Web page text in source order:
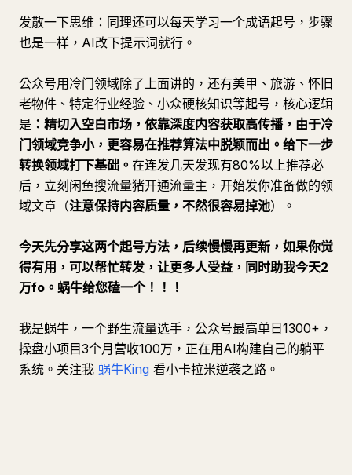
发散一下思维：同理还可以每天学习一个成语起号，步骤
也是一样，AI改下提示词就行。
公众号用冷门领域除了上面讲的，还有美甲、旅游、怀旧
老物件、特定行业经验、小众硬核知识等起号，核心逻辑
是 ：精切入空白市场，依靠深度内容获取高传播，由于冷
门领域竞争小，更容易在推荐算法中脱颖而出。给下一步
转换领域打下基础。 在连发几天发现有80%以上推荐必
后，立刻闲鱼搜流量猪开通流量主，开始发你准备做的领
域文章（注意保持内容质量，不然很容易掉池）。
今天先分享这两个起号方法，后续慢慢再更新，如果你觉
得有用，可以帮忙转发，让更多人受益，同时助我今天2
万fo。蜗牛给您磕一个！！！
我是蜗牛，一个野生流量选手，公众号最高单日1300+，
操盘小项目3个月营收100万，正在用AI构建自己的躺平
系统。关注我 蜗牛King 看小卡拉米逆袭之路。